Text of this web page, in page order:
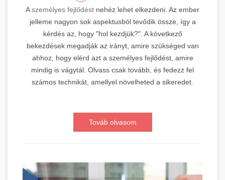
Aszemélyes fejlődést nehéz lehet elkezdeni. Az ember
jelleme nagyon sok aspektusból tevődik össze, így a
kérdés az, hogy "hol kezdjük?". A következő
bekezdések megadják az irányt, amire szükséged van
ahhoz, hogy elérd azt a személyes fejlődést, amire
mindig is vágytál. Olvass csak tovább, és fedezz fel
számos technikát, amellyel növelheted a sikeredet.
Továb olvasom